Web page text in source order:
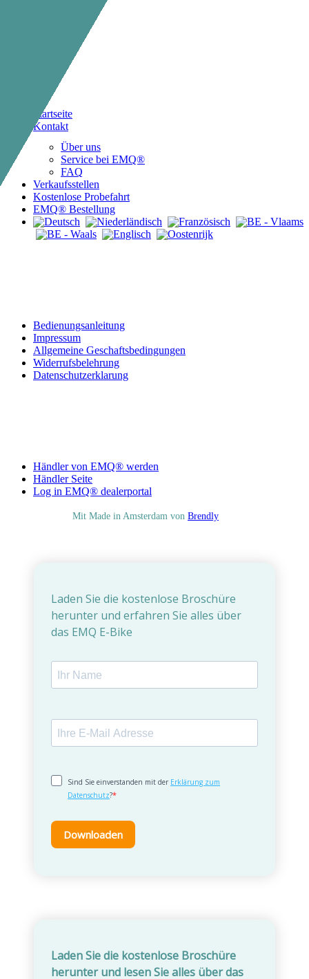
Navigation
Startseite
Kontakt
Über uns
Service bei EMQ®
FAQ
Verkaufsstellen
Kostenlose Probefahrt
EMQ® Bestellung
Bedienungsanleitung
Impressum
Allgemeine Geschaftsbedingungen
Widerrufsbelehrung
Datenschutzerklarung
Händler von EMQ® werden
Händler Seite
Log in EMQ® dealerportal
Mit Made in Amsterdam von Brendly